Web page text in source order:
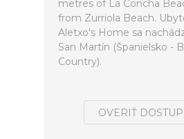
metres of La Concha
from Zurriola Beach.
Aletxo's Home sa
San Martín (Španielsko -
Country).
OVERIŤ